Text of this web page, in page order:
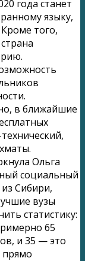
года станет
языку,
того,
в ближайшие
Ольга
социальный
Сибири,
вузы
статистику:
65
и 35 — это
прямо